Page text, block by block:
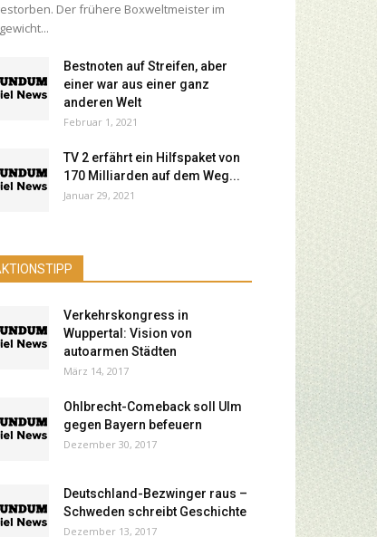
Der frühere Boxweltmeister im
Bestnoten auf Streifen, aber
einer war aus einer ganz
anderen Welt
Februar 1, 2021
TV 2 erfährt ein Hilfspaket von
170 Milliarden auf dem Weg...
Januar 29, 2021
Verkehrskongress in
Wuppertal: Vision von
autoarmen Städten
März 14, 2017
Ohlbrecht-Comeback soll Ulm
gegen Bayern befeuern
Dezember 30, 2017
Deutschland-Bezwinger raus –
Schweden schreibt Geschichte
Dezember 13, 2017